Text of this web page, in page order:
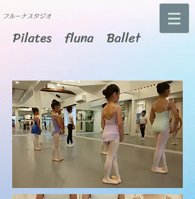
Pilates fluna Ballet
​フルーナスタジオ